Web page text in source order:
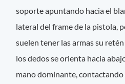
soporte apuntando hacia el
lateral del frame de la pistola,
suelen tener las armas su
los dedos se orienta hacia
mano dominante, contactando